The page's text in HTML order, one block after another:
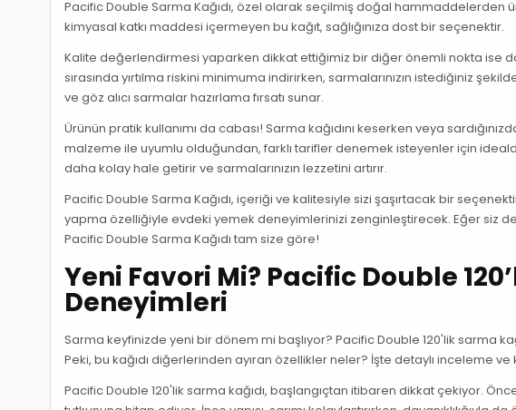
Pacific Double Sarma Kağıdı, özel olarak seçilmiş doğal hammaddelerden
kimyasal katkı maddesi içermeyen bu kağıt, sağlığınıza dost bir seçenektir.
Kalite değerlendirmesi yaparken dikkat ettiğimiz bir diğer önemli nokta ise
sırasında yırtılma riskini minimuma indirirken, sarmalarınızın istediğiniz
ve göz alıcı sarmalar hazırlama fırsatı sunar.
Ürünün pratik kullanımı da cabası! Sarma kağıdını keserken veya
malzeme ile uyumlu olduğundan, farklı tarifler denemek isteyenler için
daha kolay hale getirir ve sarmalarınızın lezzetini artırır.
Pacific Double Sarma Kağıdı, içeriği ve kalitesiyle sizi şaşırtacak bir
yapma özelliğiyle evdeki yemek deneyimlerinizi zenginleştirecek. Eğer siz
Pacific Double Sarma Kağıdı tam size göre!
Yeni Favori Mi? Pacific Double
Deneyimleri
Sarma keyfinizde yeni bir dönem mi başlıyor? Pacific Double 120'lik sarma
Peki, bu kağıdı diğerlerinden ayıran özellikler neler? İşte detaylı inceleme ve
Pacific Double 120'lik sarma kağıdı, başlangıçtan itibaren dikkat çekiyor.